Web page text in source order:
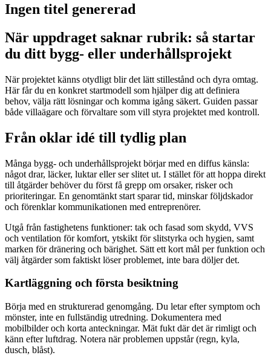
Ingen titel genererad
När uppdraget saknar rubrik: så startar
du ditt bygg- eller underhållsprojekt
När projektet känns otydligt blir det lätt stillestånd och dyra omtag.
Här får du en konkret startmodell som hjälper dig att definiera
behov, välja rätt lösningar och komma igång säkert. Guiden passar
både villaägare och förvaltare som vill styra projektet med kontroll.
Från oklar idé till tydlig plan
Många bygg- och underhållsprojekt börjar med en diffus känsla:
något drar, läcker, luktar eller ser slitet ut. I stället för att hoppa direkt
till åtgärder behöver du först få grepp om orsaker, risker och
prioriteringar. En genomtänkt start sparar tid, minskar följdskador
och förenklar kommunikationen med entreprenörer.
Utgå från fastighetens funktioner: tak och fasad som skydd, VVS
och ventilation för komfort, ytskikt för slitstyrka och hygien, samt
marken för dränering och bärighet. Sätt ett kort mål per funktion och
välj åtgärder som faktiskt löser problemet, inte bara döljer det.
Kartläggning och första besiktning
Börja med en strukturerad genomgång. Du letar efter symptom och
mönster, inte en fullständig utredning. Dokumentera med
mobilbilder och korta anteckningar. Mät fukt där det är rimligt och
känn efter luftdrag. Notera när problemen uppstår (regn, kyla,
dusch, blåst).